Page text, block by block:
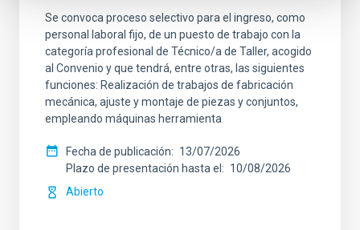
Se convoca proceso selectivo para el ingreso, como
personal laboral fijo, de un puesto de trabajo con la
categoría profesional de Técnico/a de Taller, acogido
al Convenio y que tendrá, entre otras, las siguientes
funciones: Realización de trabajos de fabricación
mecánica, ajuste y montaje de piezas y conjuntos,
empleando máquinas herramienta
Fecha de publicación
13/07/2026
Plazo de presentación hasta el
10/08/2026
Abierto